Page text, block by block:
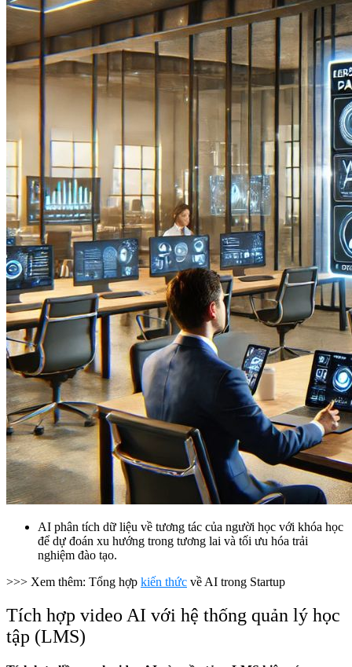
AI phân tích dữ liệu về tương tác của người học với khóa học
để dự đoán xu hướng trong tương lai và tối ưu hóa trải
nghiệm đào tạo.
>>> Xem thêm: Tổng hợp kiến thức về AI trong Startup
Tích hợp video AI với hệ thống quản lý học
tập (LMS)